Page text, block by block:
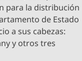
para la distribución
de Estado
a sus cabezas:
y otros tres